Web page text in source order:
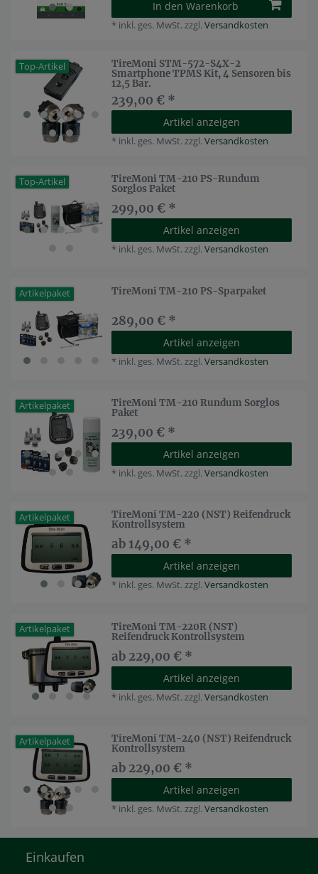
In den Warenkorb
* inkl. ges. MwSt.zzgl.Versandkosten
Top-Artikel
TireMoni STM-572-S4X-2
Smartphone TPMS Kit, 4 Sensoren bis
12,5 Bar.
239,00 € *
Artikel anzeigen
* inkl. ges. MwSt.zzgl.Versandkosten
Top-Artikel
TireMoni TM-210 PS-Rundum
Sorglos Paket
299,00 € *
Artikel anzeigen
* inkl. ges. MwSt.zzgl.Versandkosten
Artikelpaket TireMoni TM-210 PS-Sparpaket
289,00 € *
Artikel anzeigen
* inkl. ges. MwSt. zzgl.Versandkosten
Artikelpaket
TireMoni TM-210 Rundum Sorglos
Paket
239,00 € *
Artikel anzeigen
* inkl. ges. MwSt.zzgl.Versandkosten
Artikelpaket
TireMoni TM-220 (NST) Reifendruck
Kontrollsystem
ab 149,00 € *
Artikel anzeigen
* inkl. ges. MwSt.zzgl.Versandkosten
Artikelpaket
TireMoni TM-220R (NST)
Reifendruck Kontrollsystem
ab 229,00 € *
Artikel anzeigen
* inkl. ges. MwSt.zzgl.Versandkosten
Artikelpaket
TireMoni TM-240 (NST) Reifendruck
Kontrollsystem
ab 229,00 € *
Artikel anzeigen
* inkl. ges. MwSt.zzgl.Versandkosten
Einkaufen